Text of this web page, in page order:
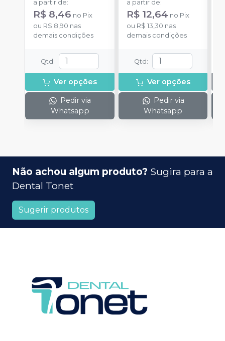
a partir de:
R$ 8,46 no Pix
ou R$ 8,90 nas
demais condições
Qtd :
Ver opções
Pedir via
Whatsapp
a partir de:
R$ 12,64 no Pix
ou R$ 13,30 nas
demais condições
Qtd :
Ver opções
Pedir via
Whatsapp
Não achou algum produto? Sugira para a
Dental Tonet
Sugerir produtos